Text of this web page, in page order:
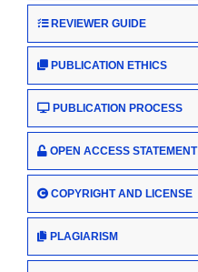
REVIEWER GUIDE
PUBLICATION ETHICS
PUBLICATION PROCESS
OPEN ACCESS STATEMENT
COPYRIGHT AND LICENSE
PLAGIARISM